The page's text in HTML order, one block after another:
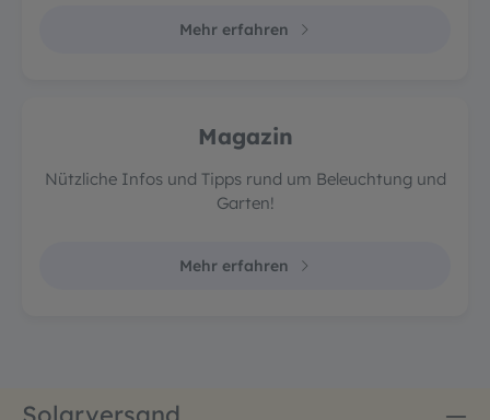
Mehr erfahren
Magazin
Nützliche Infos und Tipps rund um Beleuchtung und
Garten!
Mehr erfahren